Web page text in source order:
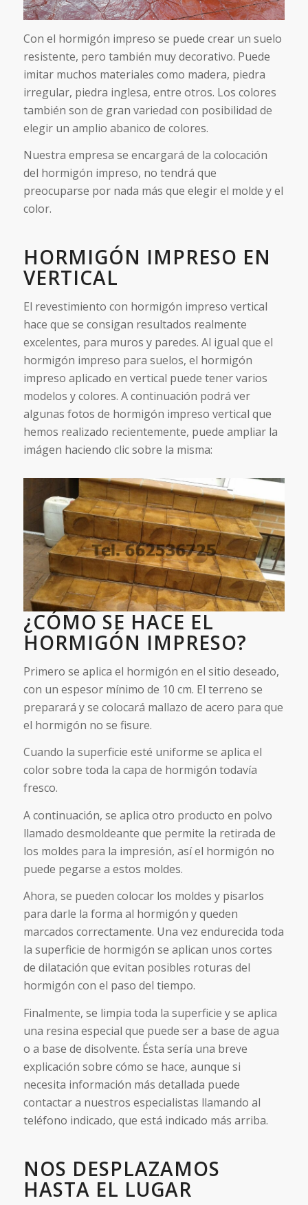
Con el hormigón impreso se puede crear un suelo
resistente, pero también muy decorativo. Puede
imitar muchos materiales como madera, piedra
irregular, piedra inglesa, entre otros. Los colores
también son de gran variedad con posibilidad de
elegir un amplio abanico de colores.
Nuestra empresa se encargará de la colocación
del hormigón impreso, no tendrá que
preocuparse por nada más que elegir el molde y el
color.
HORMIGÓN IMPRESO EN
VERTICAL
El revestimiento con hormigón impreso vertical
hace que se consigan resultados realmente
excelentes, para muros y paredes. Al igual que el
hormigón impreso para suelos, el hormigón
impreso aplicado en vertical puede tener varios
modelos y colores. A continuación podrá ver
algunas fotos de hormigón impreso vertical que
hemos realizado recientemente, puede ampliar la
imágen haciendo clic sobre la misma:
¿CÓMO SE HACE EL
HORMIGÓN IMPRESO?
Primero se aplica el hormigón en el sitio deseado,
con un espesor mínimo de 10 cm. El terreno se
preparará y se colocará mallazo de acero para que
el hormigón no se fisure.
Cuando la superficie esté uniforme se aplica el
color sobre toda la capa de hormigón todavía
fresco.
A continuación, se aplica otro producto en polvo
llamado desmoldeante que permite la retirada de
los moldes para la impresión, así el hormigón no
puede pegarse a estos moldes.
Ahora, se pueden colocar los moldes y pisarlos
para darle la forma al hormigón y queden
marcados correctamente. Una vez endurecida toda
la superficie de hormigón se aplican unos cortes
de dilatación que evitan posibles roturas del
hormigón con el paso del tiempo.
Finalmente, se limpia toda la superficie y se aplica
una resina especial que puede ser a base de agua
o a base de disolvente. Ésta sería una breve
explicación sobre cómo se hace, aunque si
necesita información más detallada puede
contactar a nuestros especialistas llamando al
teléfono indicado, que está indicado más arriba.
NOS DESPLAZAMOS
HASTA EL LUGAR